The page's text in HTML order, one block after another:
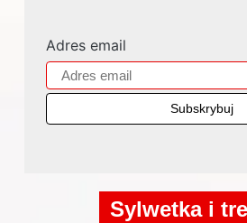
Adres email
Sylwetka i